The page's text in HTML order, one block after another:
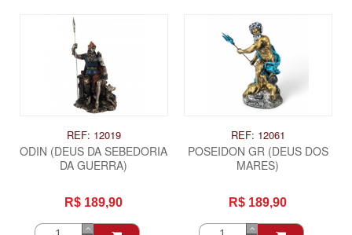
REF: 12019
ODIN (DEUS DA SEBEDORIA
DA GUERRA)
R$ 189,90
REF: 12061
POSEIDON GR (DEUS DOS
MARES)
R$ 189,90